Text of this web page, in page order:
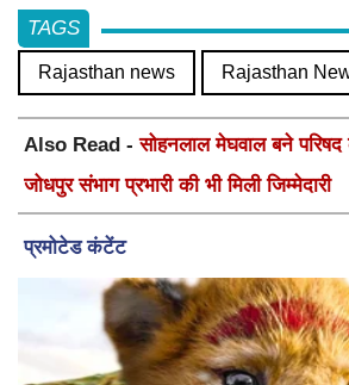
TAGS
Rajasthan news Rajasthan
Also Read -सोहनलाल मेघवाल बने
जोधपुर संभाग प्रभारी की भी मिली जिम्मेदारी